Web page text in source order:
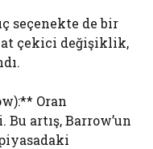
seçenekte de bir
çekici değişiklik,
Oran
Bu artış, Barrow’un